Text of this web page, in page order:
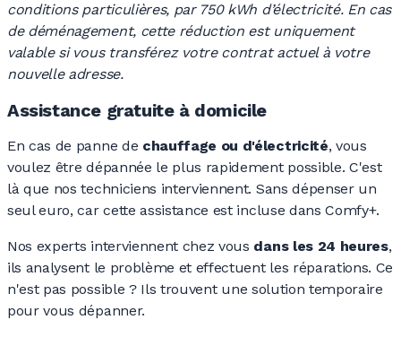
conditions particulières, par 750 kWh d’électricité. En cas
de déménagement, cette réduction est uniquement
valable si vous transférez votre contrat actuel à votre
nouvelle adresse.
Assistance gratuite à domicile
En cas de panne de chauffage ou d'électricité, vous
voulez être dépannée le plus rapidement possible. C'est
là que nos techniciens interviennent. Sans dépenser un
seul euro, car cette assistance est incluse dans Comfy+.
Nos experts interviennent chez vous dans les 24 heures,
ils analysent le problème et effectuent les réparations. Ce
n'est pas possible ?Ils trouvent une solution temporaire
pour vous dépanner.